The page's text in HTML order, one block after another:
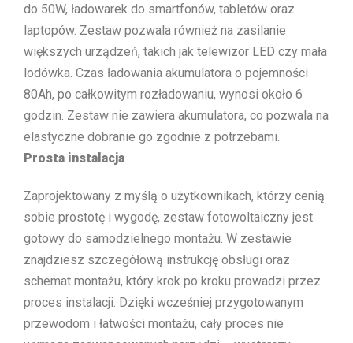
do 50W, ładowarek do smartfonów, tabletów oraz
laptopów. Zestaw pozwala również na zasilanie
większych urządzeń, takich jak telewizor LED czy mała
lodówka. Czas ładowania akumulatora o pojemności
80Ah, po całkowitym rozładowaniu, wynosi około 6
godzin. Zestaw nie zawiera akumulatora, co pozwala na
elastyczne dobranie go zgodnie z potrzebami.
Prosta instalacja
Zaprojektowany z myślą o użytkownikach, którzy cenią
sobie prostotę i wygodę, zestaw fotowoltaiczny jest
gotowy do samodzielnego montażu. W zestawie
znajdziesz szczegółową instrukcję obsługi oraz
schemat montażu, który krok po kroku prowadzi przez
proces instalacji. Dzięki wcześniej przygotowanym
przewodom i łatwości montażu, cały proces nie